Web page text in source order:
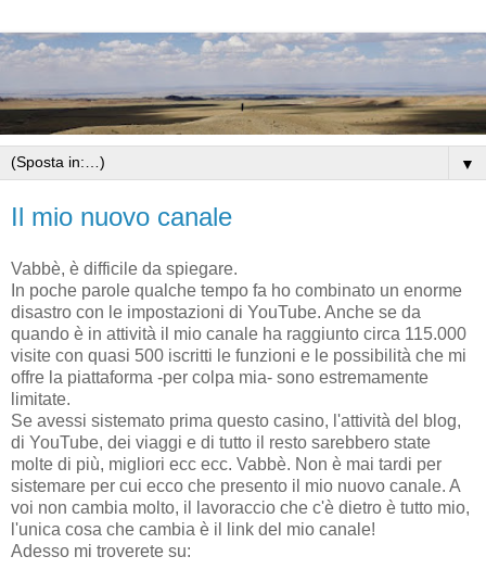
▼
Il mio nuovo canale
Vabbè, è difficile da spiegare.
In poche parole qualche tempo fa ho combinato un enorme
disastro con le impostazioni di YouTube. Anche se da
quando è in attività il mio canale ha raggiunto circa 115.000
visite con quasi 500 iscritti le funzioni e le possibilità che mi
offre la piattaforma -per colpa mia- sono estremamente
limitate.
Se avessi sistemato prima questo casino, l'attività del blog,
di YouTube, dei viaggi e di tutto il resto sarebbero state
molte di più, migliori ecc ecc. Vabbè. Non è mai tardi per
sistemare per cui ecco che presento il mio nuovo canale. A
voi non cambia molto, il lavoraccio che c'è dietro è tutto mio,
l'unica cosa che cambia è il link del mio canale!
Adesso mi troverete su: